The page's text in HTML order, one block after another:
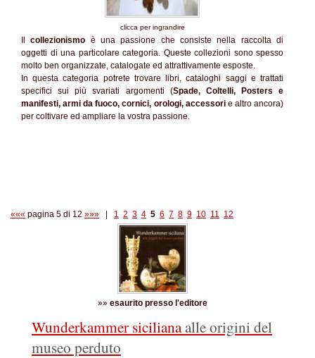
clicca per ingrandire
Ilcollezionismo è una passione che consiste nella raccolta di
oggetti di una particolare categoria. Queste collezioni sono spesso
molto ben organizzate, catalogate ed attrattivamente esposte.
In questa categoria potrete trovare libri, cataloghi saggi e trattati
specifici sui più svariati argomenti (Spade, Coltelli, Posters e
manifesti, armi da fuoco, cornici, orologi, accessori e altro ancora)
per coltivare ed ampliare la vostra passione.
««« pagina 5 di 12 »»» 1 2 3 4 5 6 7 8 9 10 11 12
»» esaurito presso l'editore
Wunderkammer sicilianaalle origini del
museo perduto